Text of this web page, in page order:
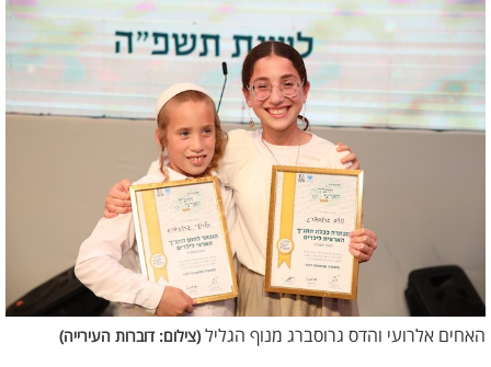
האחים אלרועי והדס גרוסברג מנוף הגליל (צילום: דוברות העירייה)